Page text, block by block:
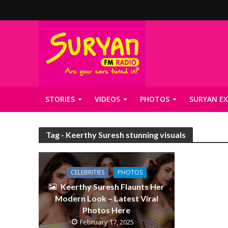
STORIES VIDEOS PHOTOS SURYAN
Tag - Keerthy Suresh stunning visuals
CELEBRITIES PHOTOS
Keerthy Suresh Flaunts Her
Modern Look – Latest Viral
Photos Here
February 17, 2025